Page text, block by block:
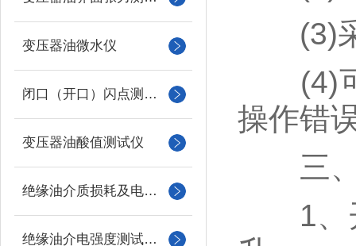
变压器油微水仪
闭口（开口）闪点测定仪
变压器油酸值测试仪
绝缘油介质损耗及电阻率测试仪
绝缘油介电强度测试仪系列
(3)采
(4)可
操作错
三、
1、开